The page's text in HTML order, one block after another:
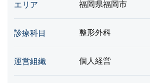
エリア 福岡県福岡市
診療科目 整形外科
運営組織 個人経営